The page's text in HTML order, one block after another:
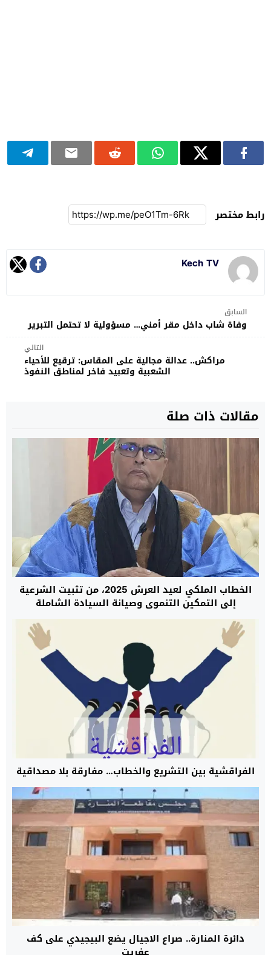
رابط مختصر
Kech TV
السابق
وفاة شاب داخل مقر أمني… مسؤولية لا تحتمل التبرير
التالي
مراكش.. عدالة مجالية على المقاس: ترقيع للأحياء
الشعبية وتعبيد فاخر لمناطق النفوذ
مقالات ذات صلة
الخطاب الملكي لعيد العرش 2025، من تثبيت الشرعية
إلى التمكين التنموي وصيانة السيادة الشاملة
الفراقشية بين التشريع والخطاب… مفارقة بلا مصداقية
دائرة المنارة.. صراع الاجيال يضع البيجيدي على كف